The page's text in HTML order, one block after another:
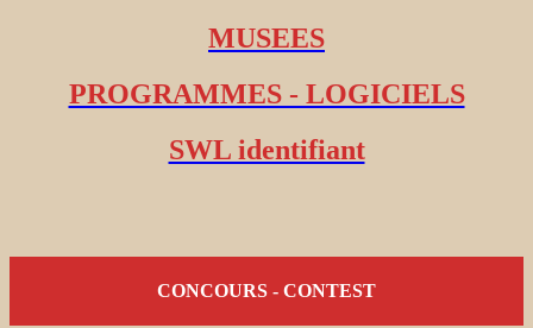
MUSEES
PROGRAMMES - LOGICIELS
SWL identifiant
CONCOURS - CONTEST